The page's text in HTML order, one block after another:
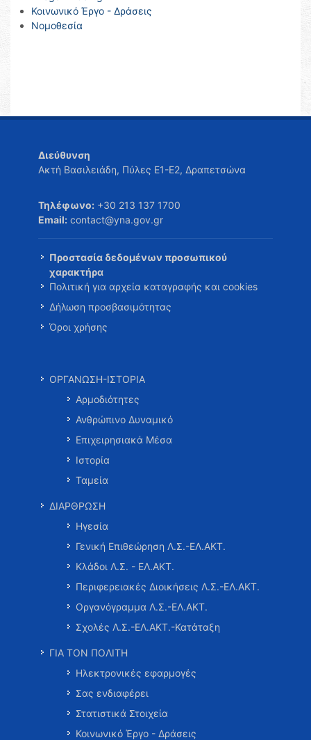
Κοινωνικό Έργο - Δράσεις
Νομοθεσία
Διεύθυνση
Ακτή Βασιλειάδη, Πύλες Ε1-Ε2, Δραπετσώνα
Τηλέφωνο: +30 213 137 1700
Email: contact@yna.gov.gr
Προστασία δεδομένων προσωπικού
χαρακτήρα
Πολιτική για αρχεία καταγραφής και cookies
Δήλωση προσβασιμότητας
Όροι χρήσης
ΟΡΓΑΝΩΣΗ-ΙΣΤΟΡΙΑ
Αρμοδιότητες
Ανθρώπινο Δυναμικό
Επιχειρησιακά Μέσα
Ιστορία
Ταμεία
ΔΙΑΡΘΡΩΣΗ
Ηγεσία
Γενική Επιθεώρηση Λ.Σ.-ΕΛ.ΑΚΤ.
Κλάδοι Λ.Σ. - ΕΛ.ΑΚΤ.
Περιφερειακές Διοικήσεις Λ.Σ.-ΕΛ.ΑΚΤ.
Οργανόγραμμα Λ.Σ.-ΕΛ.ΑΚΤ.
Σχολές Λ.Σ.-ΕΛ.ΑΚΤ.-Κατάταξη
ΓΙΑ ΤΟΝ ΠΟΛΙΤΗ
Ηλεκτρονικές εφαρμογές
Σας ενδιαφέρει
Στατιστικά Στοιχεία
Κοινωνικό Έργο - Δράσεις